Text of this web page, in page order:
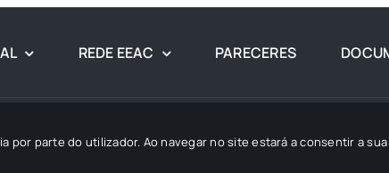
REDE EEAC PARECERES
os Direitos Reservados • Desenvolvido por SGSI
por parte do utilizador. Ao navegar no site estará a consentir a